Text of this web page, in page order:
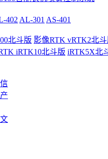
402 AL-301 AS-401
北斗版 影像RTK vRTK2北
iRTK10北斗版 iRTK5X北